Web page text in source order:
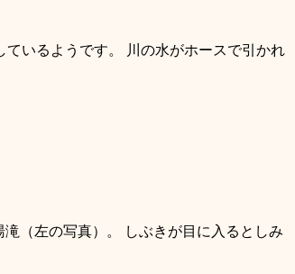
いるようです。 川の水がホースで引かれ
（左の写真）。 しぶきが目に入るとしみ